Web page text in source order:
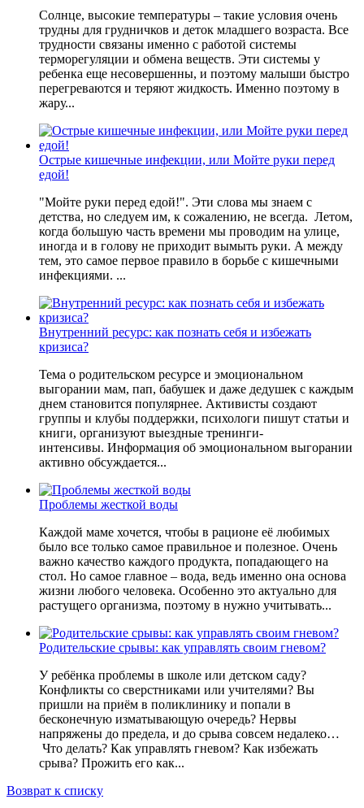
Солнце, высокие температуры – такие условия очень
трудны для грудничков и деток младшего возраста. Все
трудности связаны именно с работой системы
терморегуляции и обмена веществ. Эти системы у
ребенка еще несовершенны, и поэтому малыши быстро
перегреваются и теряют жидкость. Именно поэтому в
жару...
Острые кишечные инфекции, или Мойте руки перед
едой!
"Мойте руки перед едой!". Эти слова мы знаем с
детства, но следуем им, к сожалению, не всегда. Летом,
когда большую часть времени мы проводим на улице,
иногда и в голову не приходит вымыть руки. А между
тем, это самое первое правило в борьбе с кишечными
инфекциями. ...
Внутренний ресурс: как познать себя и избежать
кризиса?
Тема о родительском ресурсе и эмоциональном
выгорании мам, пап, бабушек и даже дедушек с каждым
днем становится популярнее. Активисты создают
группы и клубы поддержки, психологи пишут статьи и
книги, организуют выездные тренинги-
интенсивы. Информация об эмоциональном выгорании
активно обсуждается...
Проблемы жесткой воды
Каждой маме хочется, чтобы в рационе её любимых
было все только самое правильное и полезное. Очень
важно качество каждого продукта, попадающего на
стол. Но самое главное – вода, ведь именно она основа
жизни любого человека. Особенно это актуально для
растущего организма, поэтому в нужно учитывать...
Родительские срывы: как управлять своим гневом?
У ребёнка проблемы в школе или детском саду?
Конфликты со сверстниками или учителями? Вы
пришли на приём в поликлинику и попали в
бесконечную изматывающую очередь? Нервы
напряжены до предела, и до срыва совсем недалеко…
Что делать? Как управлять гневом? Как избежать
срыва? Прожить его как...
Возврат к списку